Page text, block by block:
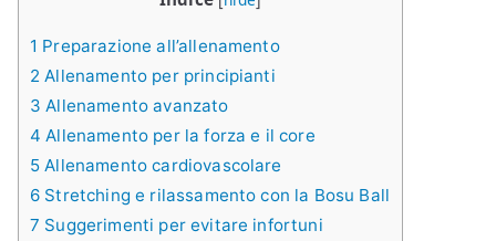
1 Preparazione all’allenamento
2 Allenamento per principianti
3 Allenamento avanzato
4 Allenamento per la forza e il core
5 Allenamento cardiovascolare
6 Stretching e rilassamento con la Bosu Ball
7 Suggerimenti per evitare infortuni